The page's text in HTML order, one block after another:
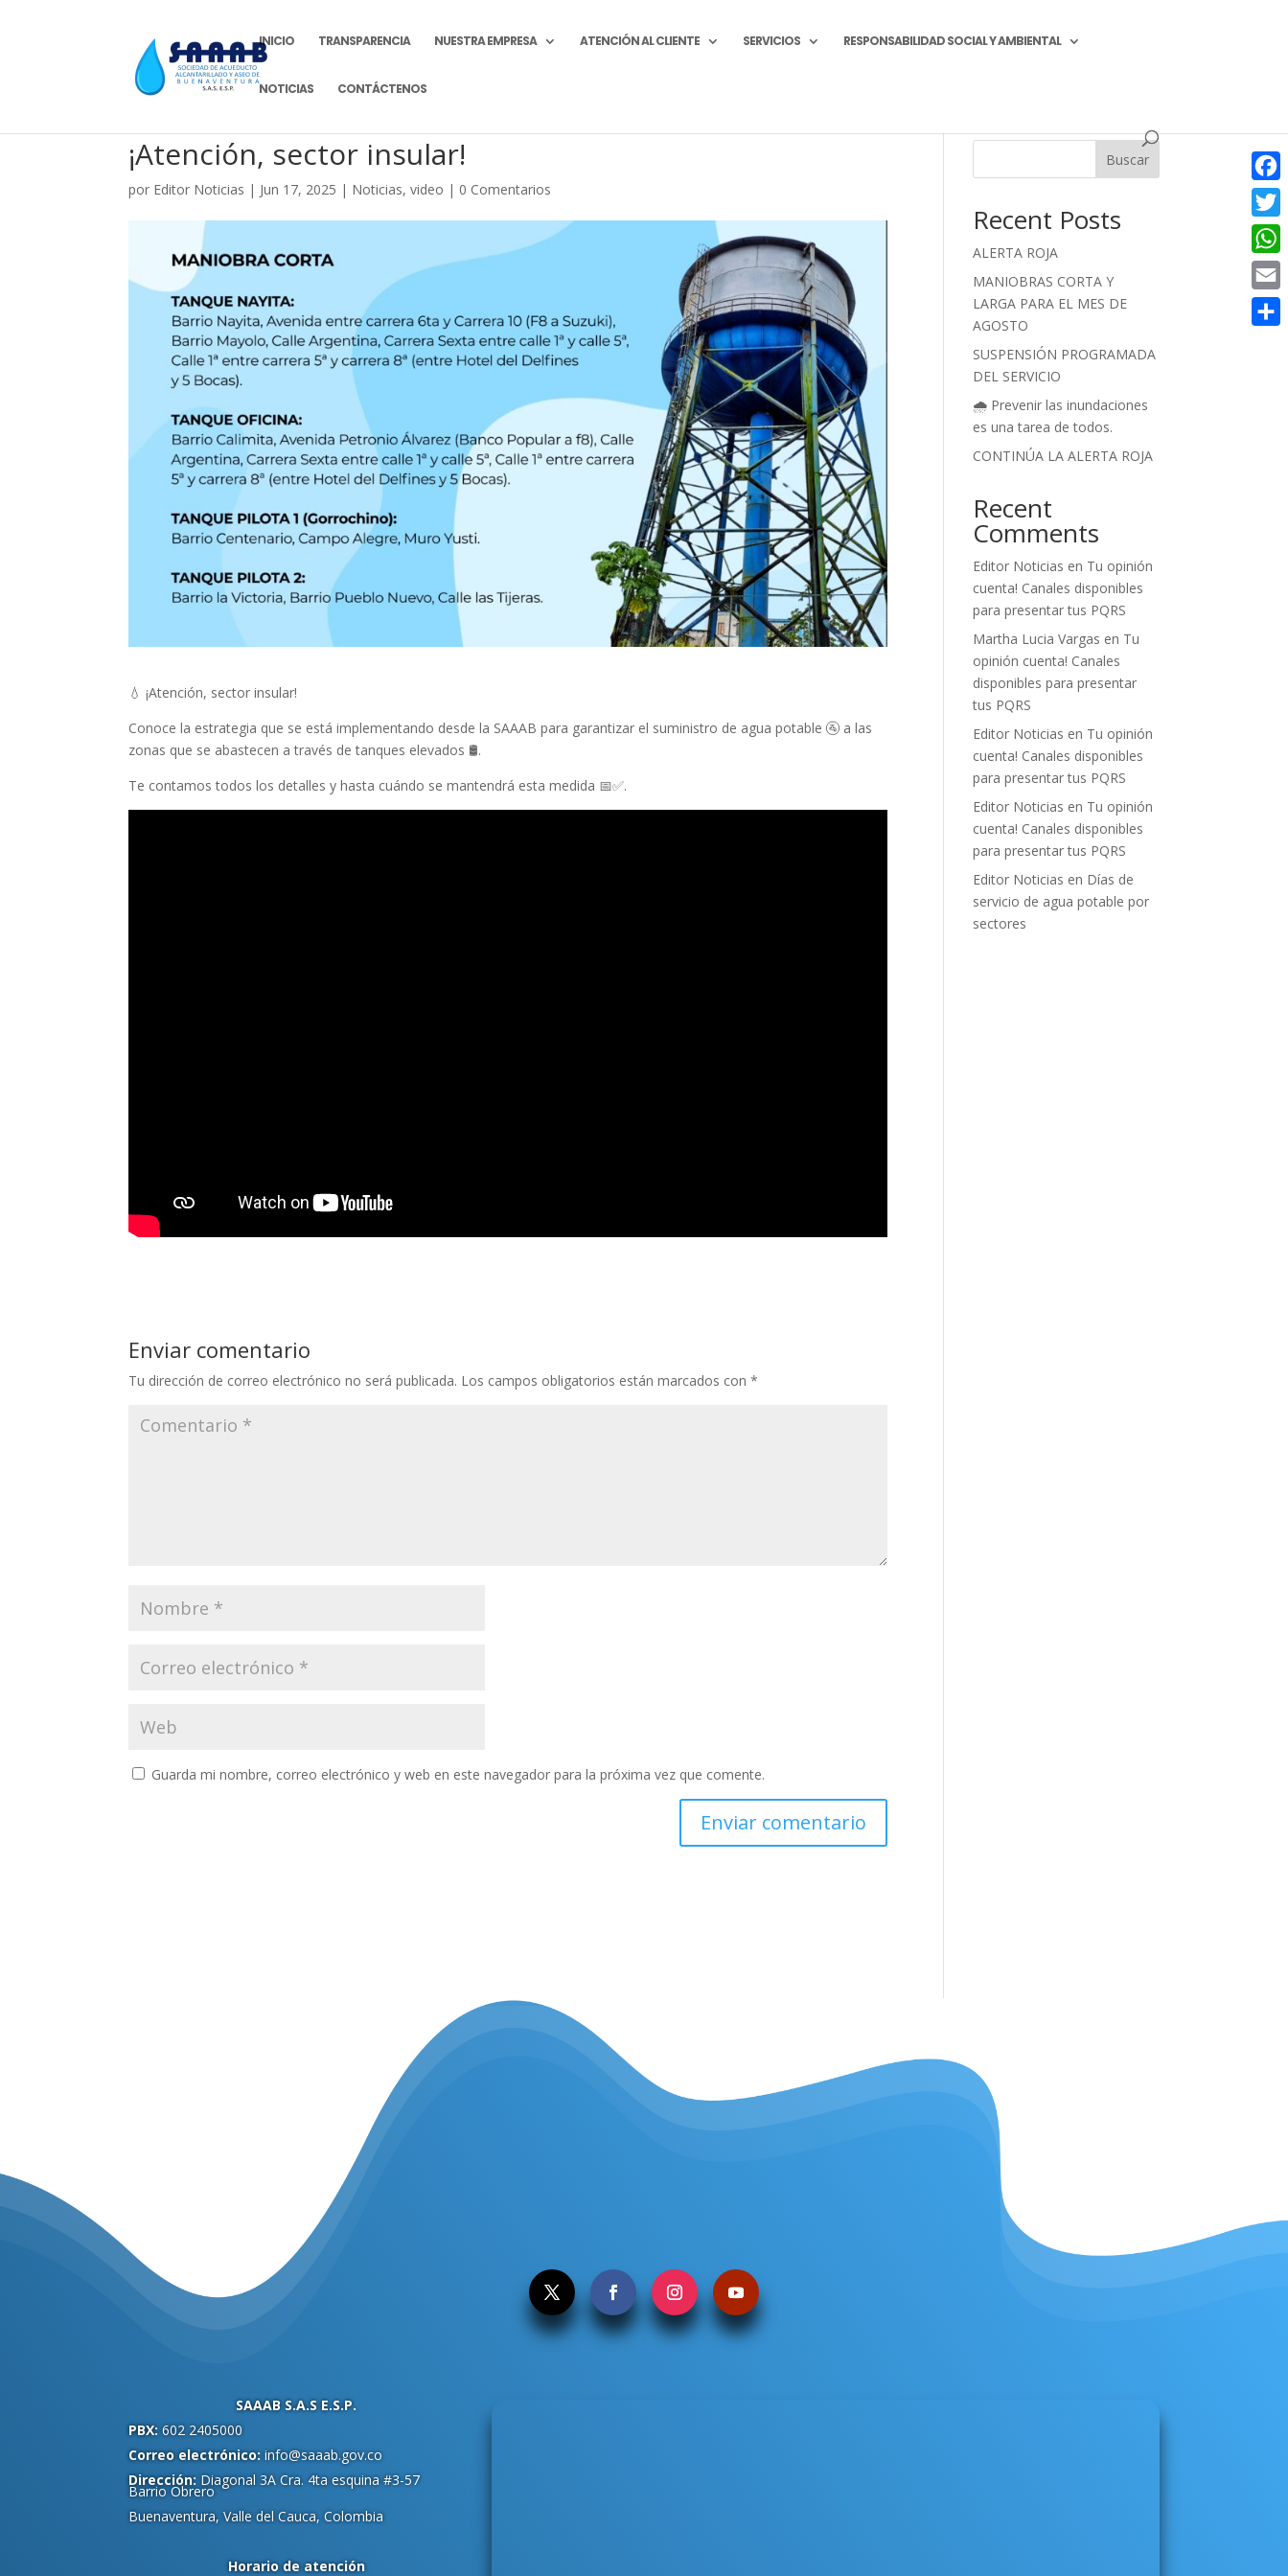
INICIO TRANSPARENCIA NUESTRA EMPRESA ATENCIÓN AL CLIENTE SERVICIOS RESPONSABILIDAD SOCIAL Y AMBIENTAL
NOTICIAS CONTÁCTENOS
¡Atención, sector insular!
por Editor Noticias | Jun 17, 2025 | Noticias,video | 0 Comentarios
💧 ¡Atención, sector insular!
Conoce la estrategia que se está implementando desde la SAAAB para garantizar el suministro de agua potable 🚰 a las
zonas que se abastecen a través de tanques elevados 🛢️.
Te contamos todos los detalles y hasta cuándo se mantendrá esta medida 📅✅.
Enviar comentario
Tu dirección de correo electrónico no será publicada. Los campos obligatorios están marcados con*
Guarda mi nombre, correo electrónico y web en este navegador para la próxima vez que comente.
Buscar
Recent Posts
ALERTA ROJA
MANIOBRAS CORTA Y
LARGA PARA EL MES DE
AGOSTO
SUSPENSIÓN PROGRAMADA
DEL SERVICIO
🌧️ Prevenir las inundaciones
es una tarea de todos.
CONTINÚA LA ALERTA ROJA
Recent
Comments
Editor Noticias en Tu opinión
cuenta! Canales disponibles
para presentar tus PQRS
Martha Lucia Vargas en Tu
opinión cuenta! Canales
disponibles para presentar
tus PQRS
Editor Noticias en Tu opinión
cuenta! Canales disponibles
para presentar tus PQRS
Editor Noticias en Tu opinión
cuenta! Canales disponibles
para presentar tus PQRS
Editor Noticias en Días de
servicio de agua potable por
sectores
SAAAB S.A.S E.S.P.
PBX: 602 2405000
Correo electrónico: info@saaab.gov.co
Dirección: Diagonal 3A Cra. 4ta esquina #3-57
Barrio Obrero
Buenaventura, Valle del Cauca, Colombia
Horario de atención
Email